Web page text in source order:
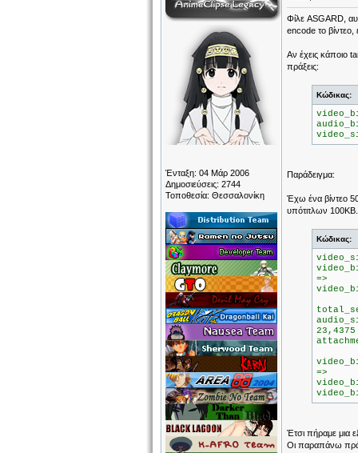
Ένταξη: 04 Μάρ 2006
Δημοσιεύσεις: 2744
Τοποθεσία: Θεσσαλονίκη
Φίλε ASGARD,
encode το βίντεο,
Αν έχεις κάποιο
πράξεις:
Κώδικας:
Παράδειγμα:
Έχω ένα βίντεο
υπότιτλων
Κώδικας:
=>
=>
Έτσι πήραμε μια
Οι παραπάνω